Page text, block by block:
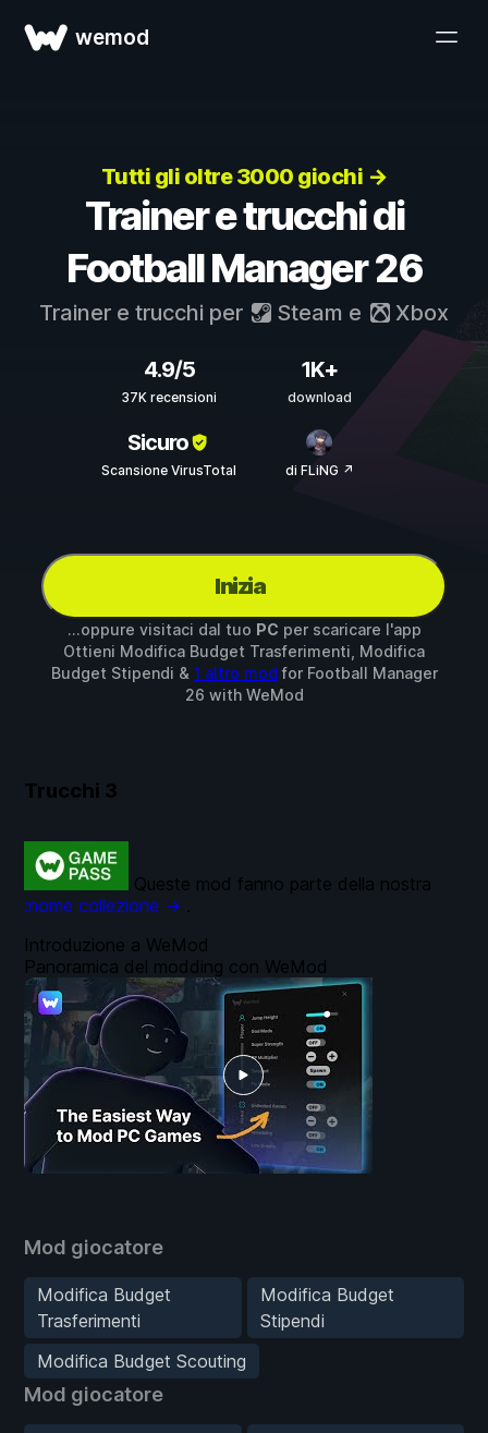
wemod
Tutti gli oltre 3000 giochi →
Trainer e trucchi di
Football Manager 26
Trainer e trucchi per Steam e Xbox
4.9/5
37K recensioni
1K+
download
Sicuro
Scansione VirusTotal di FLiNG ↗
Inizia
...oppure visitaci dal tuo PC per scaricare l'app
Ottieni Modifica Budget Trasferimenti, Modifica
Budget Stipendi & 1 altro mod for Football Manager
26 with WeMod
Trucchi 3
Mod giocatore
Modifica Budget
Trasferimenti
Modifica Budget
Stipendi
Modifica Budget Scouting
Mod giocatore
Introduzione a WeMod
Panoramica del modding con WeMod
Queste mod fanno parte della nostra
:nome collezione → .